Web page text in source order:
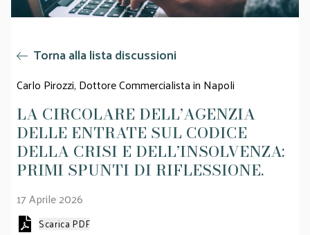
Torna alla lista discussioni
Carlo Pirozzi, Dottore Commercialista in Napoli
LA CIRCOLARE DELL’AGENZIA
DELLE ENTRATE SUL CODICE
DELLA CRISI E DELL’INSOLVENZA:
PRIMI SPUNTI DI RIFLESSIONE.
17 Aprile 2026
Scarica PDF